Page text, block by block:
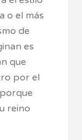
o el más
de
es
que
por el
reino